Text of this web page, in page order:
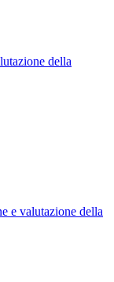
della
e valutazione della